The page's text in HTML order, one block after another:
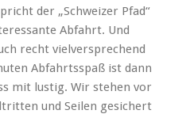
der „Schweizer Pfad“
Abfahrt. Und
recht vielversprechend
Abfahrtsspaß ist dann
mit lustig. Wir stehen vor
und Seilen gesichert